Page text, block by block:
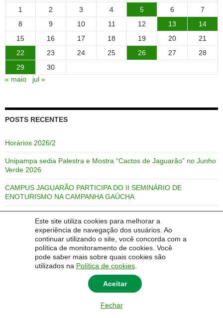
Este site utiliza cookies para melhorar a
experiência de navegação dos usuários. Ao
continuar utilizando o site, você concorda com a
política de monitoramento de cookies. Você
pode saber mais sobre quais cookies são
utilizados na Política de cookies
Aceitar
Fechar
1
2 3 4 5 6
7
8
9 10 11 12 13
14
15
16 17 18 19 20
21
22
23 24 25 26 27
28
29
30
« maio
jul »
POSTS RECENTES
Horários 2026/2
Unipampa sedia Palestra e Mostra “Cactos de Jaguarão” no Junho
Verde 2026
CAMPUS JAGUARÃO PARTICIPA DO II SEMINÁRIO DE
ENOTURISMO NA CAMPANHA GAÚCHA
TIP (Trabajos de Investigación en Paradiplomacia).
Comunicado de adiamento da Festa Junina Arraiá Universitário.
© 2014 Universidade Federal do Pampa - UNIPAMPA